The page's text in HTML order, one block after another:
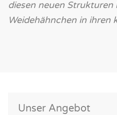
diesen neuen Strukturen
Weidehähnchen in ihren
Unser Angebot